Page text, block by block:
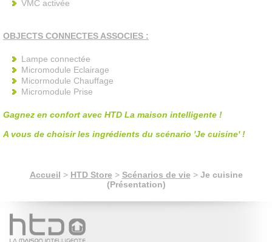
VMC activée
OBJECTS CONNECTES ASSOCIES :
Lampe connectée
Micromodule Eclairage
Micormodule Chauffage
Micromodule Prise
Gagnez en confort avec HTD La maison intelligente !
A vous de choisir les ingrédients du scénario 'Je cuisine' !
Accueil > HTD Store > Scénarios de vie > Je cuisine
(Présentation)